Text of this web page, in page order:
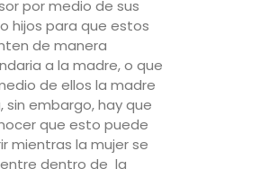
por medio de sus
hijos para que estos
de manera
a la madre, o que
de ellos la madre
sin embargo, hay que
que esto puede
mientras la mujer se
dentro de la